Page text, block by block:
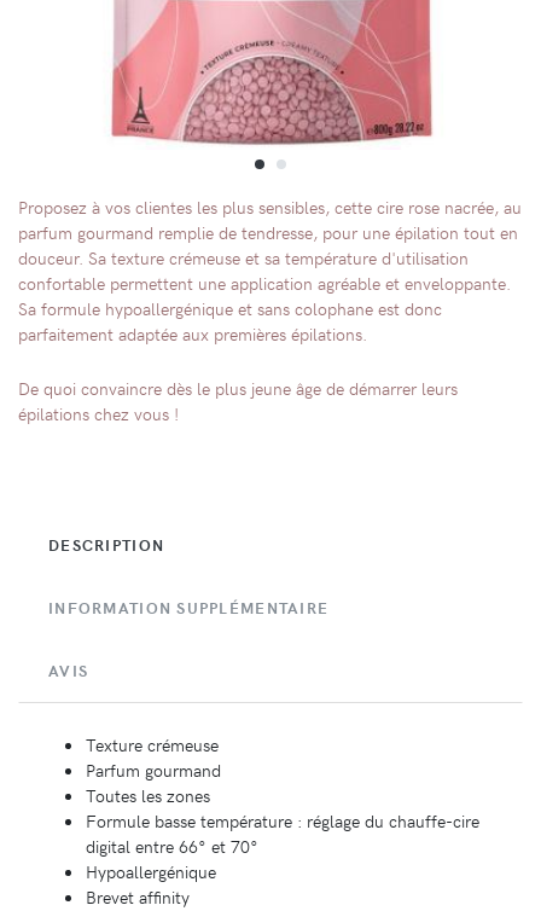
Proposez à vos clientes les plus sensibles, cette cire rose nacrée, au
parfum gourmand remplie de tendresse, pour une épilation tout en
douceur. Sa texture crémeuse et sa température d'utilisation
confortable permettent une application agréable et enveloppante.
Sa formule hypoallergénique et sans colophane est donc
parfaitement adaptée aux premières épilations.
De quoi convaincre dès le plus jeune âge de démarrer leurs
épilations chez vous !
DESCRIPTION
INFORMATION SUPPLÉMENTAIRE
AVIS
Texture crémeuse
Parfum gourmand
Toutes les zones
Formule basse température : réglage du chauffe-cire
digital entre 66° et 70°
Hypoallergénique
Brevet affinity